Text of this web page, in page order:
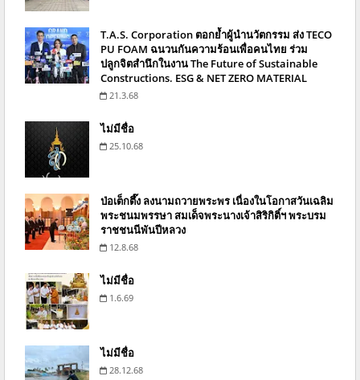
T.A.S. Corporation ตอกย้ำผู้นำนวัตกรรม ส่ง TECO
PU FOAM ฉนวนกันความร้อนเพื่อคนไทย ร่วม
ปลูกจิตสำนึกในงาน The Future of Sustainable
Constructions. ESG & NET ZERO MATERIAL
21.3.68
ไม่มีชื่อ
25.10.68
ป่อเต็กตึ๊ง ลงนามถวายพระพร เนื่องในโอกาสวันเฉลิม
พระชนมพรรษา สมเด็จพระนางเจ้าสิริกิติ์ฯ พระบรม
ราชชนนีพันปีหลวง
12.8.68
ไม่มีชื่อ
1.6.69
ไม่มีชื่อ
28.12.68